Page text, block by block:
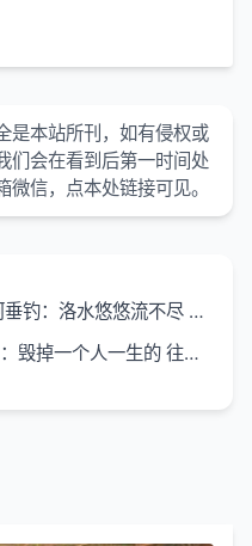
是本站所刊，如有侵权或
们会在看到后第一时间处
信，点本处链接可见。
洛水悠悠流不尽 一竿独钓斜阳
读懂《阴符经》：毁掉一个人一生的 往往是他最引以为傲的本事